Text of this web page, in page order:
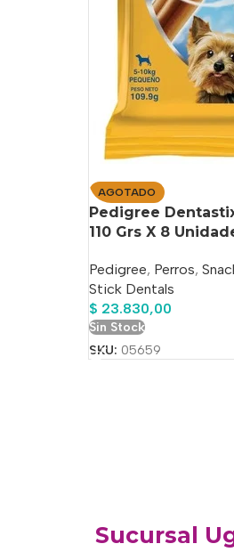
AGOTADO
Pedigree
110 Grs X 8
Pedigree, Perros,
Stick Dentals
$ 23.830,00
Sin Stock
SKU: 05659
Sucursal